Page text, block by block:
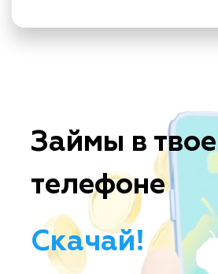
Займы в
телефоне
Скачай!